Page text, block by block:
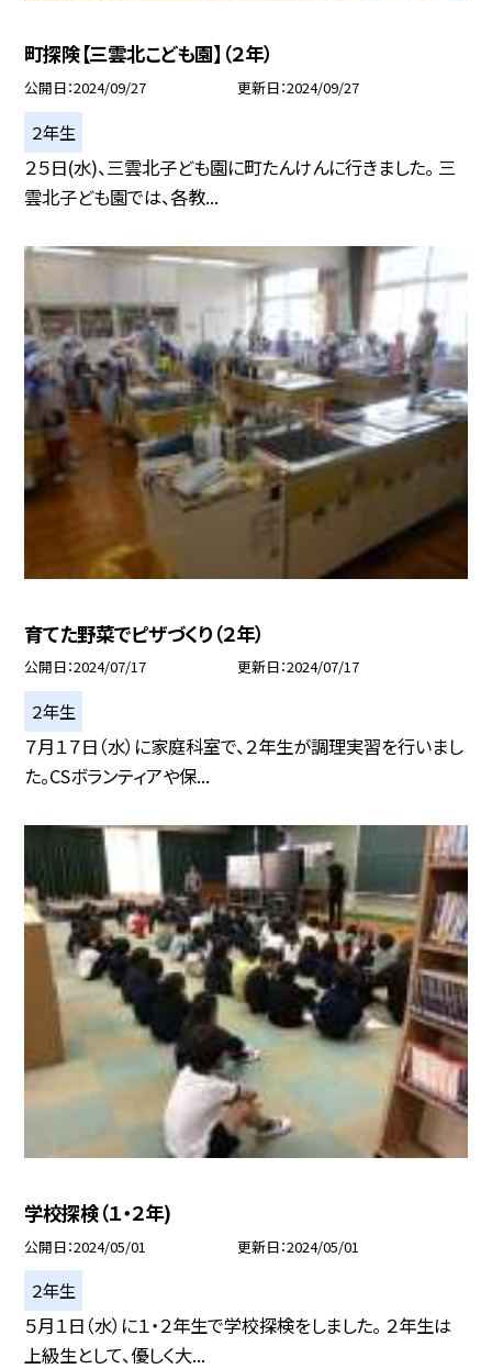
町探険【三雲北こども園】（２年）
公開日 2024/09/27 更新日 2024/09/27
２年生
２５日(水)、三雲北子ども園に町たんけんに行きました。 三
雲北子ども園では、各教...
育てた野菜でピザづくり（２年）
公開日 2024/07/17 更新日 2024/07/17
２年生
７月１７日（水）に家庭科室で、２年生が調理実習を行いまし
た。CSボランティアや保...
学校探検（１・２年)
公開日 2024/05/01 更新日 2024/05/01
２年生
５月１日（水）に１・２年生で学校探検をしました。 ２年生は
上級生として、優しく大...